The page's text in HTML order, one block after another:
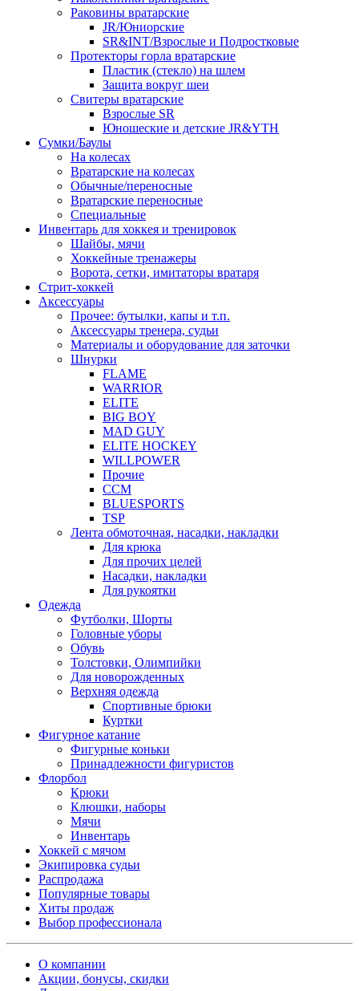
Раковины вратарские
JR/Юниорские
SR&INT/Взрослые и Подростковые
Протекторы горла вратарские
Пластик (стекло) на шлем
Защита вокруг шеи
Свитеры вратарские
Взрослые SR
Юношеские и детские JR&YTH
Сумки/Баулы
На колесах
Вратарские на колесах
Обычные/переносные
Вратарские переносные
Специальные
Инвентарь для хоккея и тренировок
Шайбы, мячи
Хоккейные тренажеры
Ворота, сетки, имитаторы вратаря
Стрит-хоккей
Аксессуары
Прочее: бутылки, капы и т.п.
Аксессуары тренера, судьи
Материалы и оборудование для заточки
Шнурки
FLAME
WARRIOR
ELITE
BIG BOY
MAD GUY
ELITE HOCKEY
WILLPOWER
Прочие
CCM
BLUESPORTS
TSP
Лента обмоточная, насадки, накладки
Для крюка
Для прочих целей
Насадки, накладки
Для рукоятки
Одежда
Футболки, Шорты
Головные уборы
Обувь
Толстовки, Олимпийки
Для новорожденных
Верхняя одежда
Спортивные брюки
Куртки
Фигурное катание
Фигурные коньки
Принадлежности фигуристов
Флорбол
Крюки
Клюшки, наборы
Мячи
Инвентарь
Хоккей с мячом
Экипировка судьи
Распродажа
Популярные товары
Хиты продаж
Выбор профессионала
О компании
Акции, бонусы, скидки